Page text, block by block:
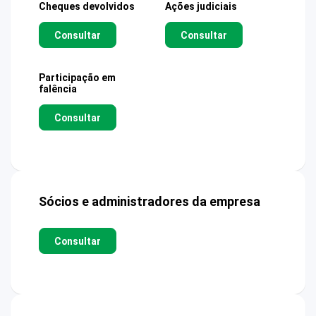
Cheques devolvidos
Consultar
Ações judiciais
Consultar
Participação em
falência
Consultar
Sócios e administradores da empresa
Consultar